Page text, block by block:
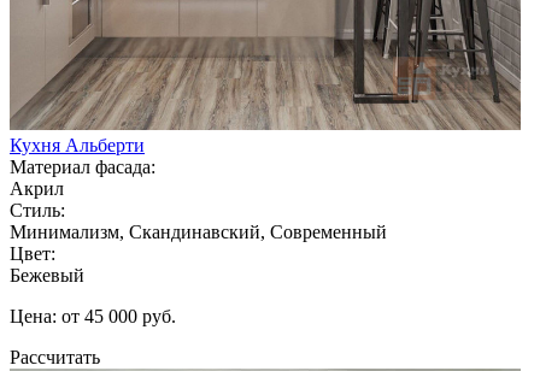
Кухня Альберти
Материал фасада:
Акрил
Стиль:
Минимализм, Скандинавский, Современный
Цвет:
Бежевый
Цена: от 45 000 руб.
Рассчитать